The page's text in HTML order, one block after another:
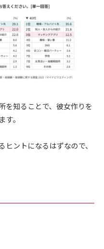
を知ることで、彼女作りを
。
ントになるはずなので、